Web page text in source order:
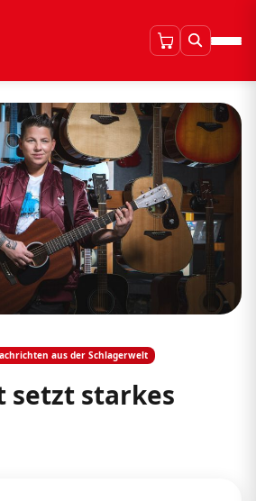
aus der Schlagerwelt
setzt starkes